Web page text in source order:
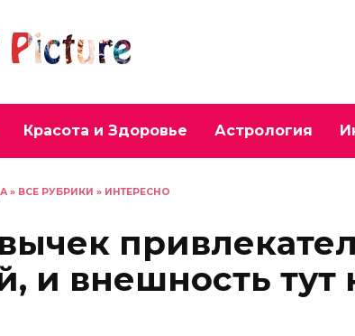
Красота и Здоровье Астрология
» ВСЕ РУБРИКИ » ИНТЕРЕСНО
и внешность тут